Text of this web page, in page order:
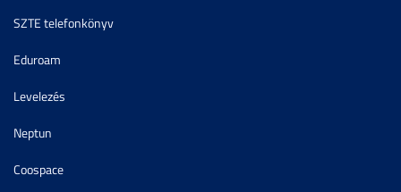
SZTE telefonkönyv
Eduroam
Levelezés
Neptun
Coospace